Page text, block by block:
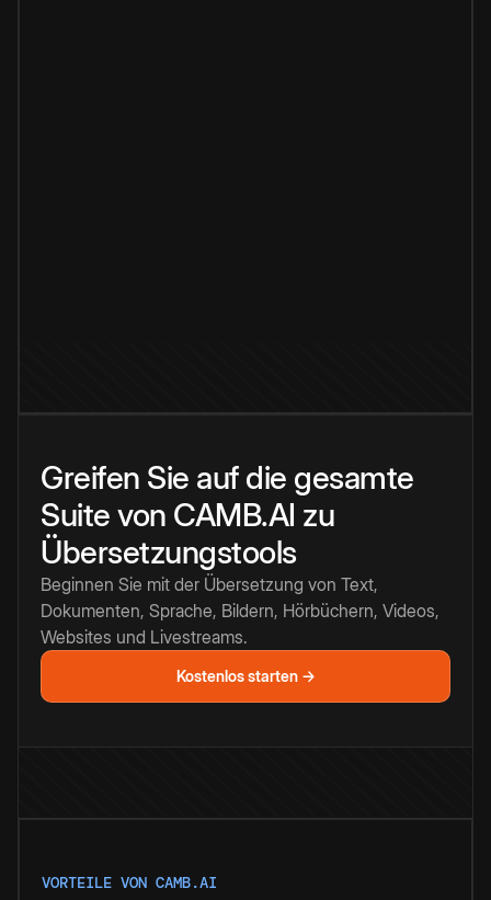
Greifen Sie auf die gesamte
Suite von CAMB.AI zu
Übersetzungstools
Beginnen Sie mit der Übersetzung von Text,
Dokumenten, Sprache, Bildern, Hörbüchern, Videos,
Websites und Livestreams.
Kostenlos starten →
VORTEILE VON CAMB.AI